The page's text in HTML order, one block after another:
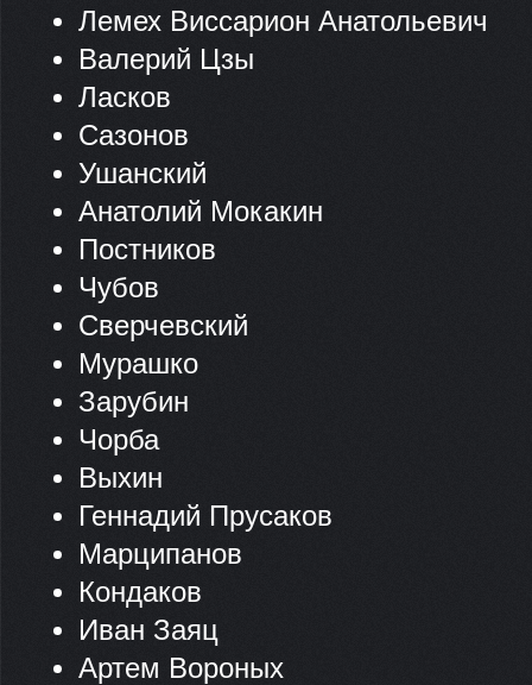
Лемех Виссарион Анатольевич
Валерий Цзы
Ласков
Сазонов
Ушанский
Анатолий Мокакин
Постников
Чубов
Сверчевский
Мурашко
Зарубин
Чорба
Выхин
Геннадий Прусаков
Марципанов
Кондаков
Иван Заяц
Артем Вороных